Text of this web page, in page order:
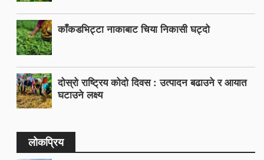
काँकडभिट्टा नाकाबाट चिया निकासी घट्दो
दोस्रो राष्ट्रिय कोदो दिवस : उत्पादन बढाउने र आयात
घटाउने लक्ष्य
लोकप्रिय